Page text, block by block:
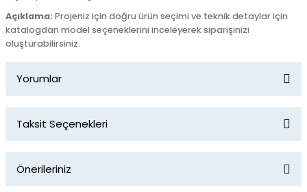
Açıklama: Projeniz için doğru ürün seçimi ve teknik detaylar için
katalogdan model seçeneklerini inceleyerek siparişinizi
oluşturabilirsiniz.
Yorumlar
Taksit Seçenekleri
Önerileriniz